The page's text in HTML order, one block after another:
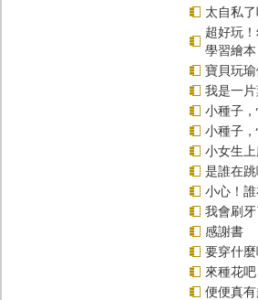
太自私
超好玩
學習繪本
寶貝玩
我是一
小種子，
小種子，
小女生上
是誰在跳
小心！
我會刷牙
感謝書
要穿什麼
來種花吧
便便真